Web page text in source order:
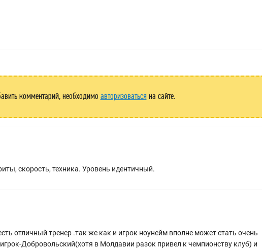
комментарий, необходимо авторизоватьсяна сайте.
скорость, техника. Уровень идентичный.
отличный тренер .так же как и игрок ноунейм вполне может стать очень
Добровольский(хотя в Молдавии разок привел к чемпионству клуб) и